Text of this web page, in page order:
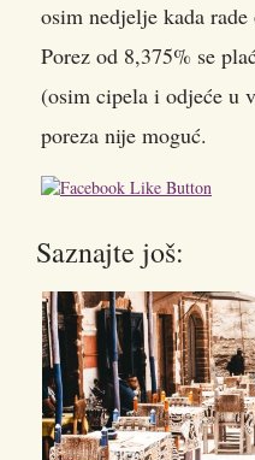
osim nedjelje kada
Porez od 8,375% se
(osim cipela i odjeće u
poreza nije moguć.
Saznajte još: